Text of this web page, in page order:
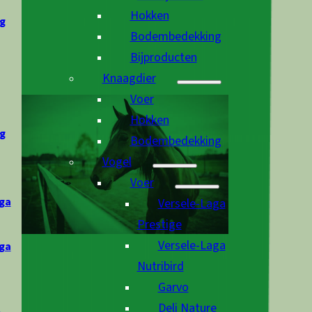
Hokken
Bodembedekking
Bijproducten
Knaagdier
Voer
Hokken
Bodembedekking
Vogel
Voer
Versele-Laga
Prestige
Versele-Laga
Nutribird
Garvo
Deli Nature